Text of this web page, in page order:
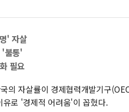
' 자살
'불통'
필요
의 자살률이 경제협력개발기구
로 '경제적 어려움'이 꼽혔다.